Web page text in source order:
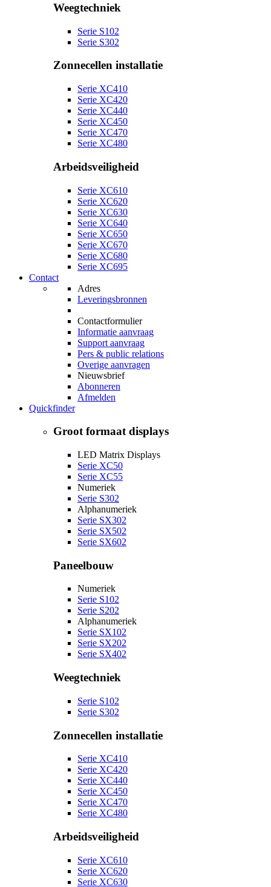
Weegtechniek
Serie S102
Serie S302
Zonnecellen installatie
Serie XC410
Serie XC420
Serie XC440
Serie XC450
Serie XC470
Serie XC480
Arbeidsveiligheid
Serie XC610
Serie XC620
Serie XC630
Serie XC640
Serie XC650
Serie XC670
Serie XC680
Serie XC695
Contact
Adres
Leveringsbronnen
Contactformulier
Informatie aanvraag
Support aanvraag
Pers & public relations
Overige aanvragen
Nieuwsbrief
Abonneren
Afmelden
Quickfinder
Groot formaat displays
LED Matrix Displays
Serie XC50
Serie XC55
Numeriek
Serie S302
Alphanumeriek
Serie SX302
Serie SX502
Serie SX602
Paneelbouw
Numeriek
Serie S102
Serie S202
Alphanumeriek
Serie SX102
Serie SX202
Serie SX402
Weegtechniek
Serie S102
Serie S302
Zonnecellen installatie
Serie XC410
Serie XC420
Serie XC440
Serie XC450
Serie XC470
Serie XC480
Arbeidsveiligheid
Serie XC610
Serie XC620
Serie XC630